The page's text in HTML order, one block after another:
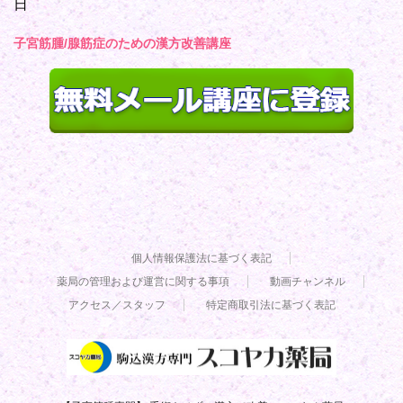
日
子宮筋腫/腺筋症のための漢方改善講座
個人情報保護法に基づく表記
薬局の管理および運営に関する事項
動画チャンネル
アクセス／スタッフ
特定商取引法に基づく表記